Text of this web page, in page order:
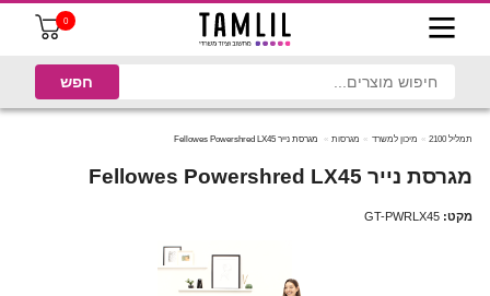
0
תמליל 2100 מיכון למשרד מגרסות מגרסת נייר Fellowes Powershred LX45
מגרסת נייר Fellowes Powershred LX45
מקט: GT-PWRLX45